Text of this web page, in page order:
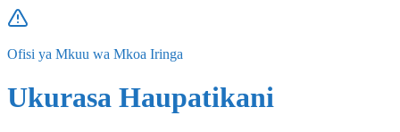
Ofisi ya Mkuu wa Mkoa Iringa
Ukurasa Haupatikani